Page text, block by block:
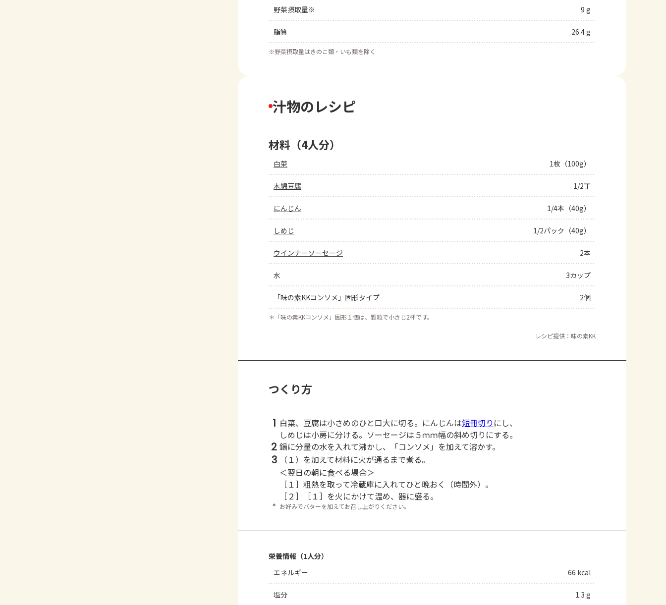
野菜摂取量※ 9 g
脂質 26.4 g
※野菜摂取量はきのこ類・いも類を除く
汁物のレシピ
材料（4人分）
白菜 1枚（100g）
木綿豆腐 1/2丁
にんじん 1/4本（40g）
しめじ 1/2パック（40g）
ウインナーソーセージ 2本
水 3カップ
「味の素KKコンソメ」固形タイプ 2個
＊ 「味の素KKコンソメ」固形１個は、顆粒で小さじ2杯です。
レシピ提供：味の素KK
つくり方
1 白菜、豆腐は小さめのひと口大に切る。にんじんは短冊切り にし、
しめじは小房に分ける。ソーセージは５ｍｍ幅の斜め切りにする。
2 鍋に分量の水を入れて沸かし、「コンソメ」を加えて溶かす。
3
（１）を加えて材料に火が通るまで煮る。
＜翌日の朝に食べる場合＞
［１］粗熱を取って冷蔵庫に入れてひと晩おく（時間外）。
［２］［１］を火にかけて温め、器に盛る。
＊ お好みでバターを加えてお召し上がりください。
栄養情報（1人分）
エネルギー
66 kcal
塩分 1.3 g